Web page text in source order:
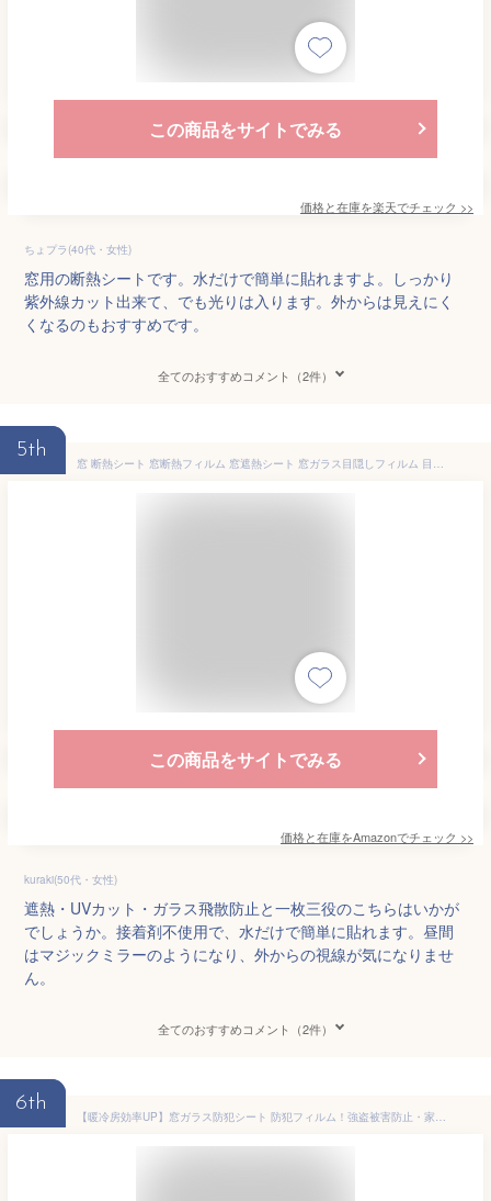
この商品をサイトでみる
価格と在庫を楽天でチェック >>
ちょプラ(40代・女性)
窓用の断熱シートです。水だけで簡単に貼れますよ。しっかり
紫外線カット出来て、でも光りは入ります。外からは見えにく
くなるのもおすすめです。
全てのおすすめコメント（2件）
5th
窓 断熱シート 窓断熱フィルム 窓遮熱シート 窓ガラス目隠しフィルム 目隠しシート 窓用フィルム UVカット 紫外線カットガラス飛散防止 防犯フィルム 日差し対策 紫外線カットフィルム 90*400cm
この商品をサイトでみる
価格と在庫をAmazonでチェック >>
kuraki(50代・女性)
遮熱・UVカット・ガラス飛散防止と一枚三役のこちらはいかが
でしょうか。接着剤不使用で、水だけで簡単に貼れます。昼間
はマジックミラーのようになり、外からの視線が気になりませ
ん。
全てのおすすめコメント（2件）
6th
【暖冷房効率UP】窓ガラス防犯シート 防犯フィルム！強盗被害防止・家の安全を守る【日本開発・業者不要】窓断熱シート 窓防寒シート 窓ガラスフィルム 新進化丈夫な素材 窓目隠し 遮光 飛散防止 紫外線カット 防災 防覗きフィルム 簡単設置 プライバシー対策 DIY断熱フィル